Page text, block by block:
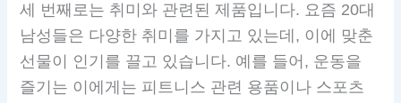
세 번째로는 취미와 관련된 제품입니다. 요즘 20대
남성들은 다양한 취미를 가지고 있는데, 이에 맞춘
선물이 인기를 끌고 있습니다. 예를 들어, 운동을
즐기는 이에게는 피트니스 관련 용품이나 스포츠